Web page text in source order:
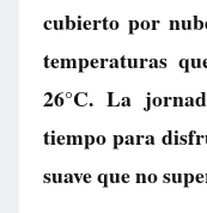
cubierto por
temperaturas
26°C. La
tiempo para
suave que no